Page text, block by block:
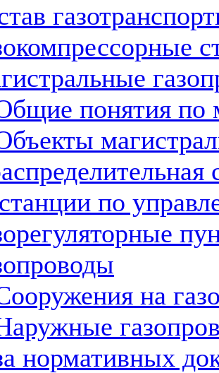
понятия по
по
на
нормативных